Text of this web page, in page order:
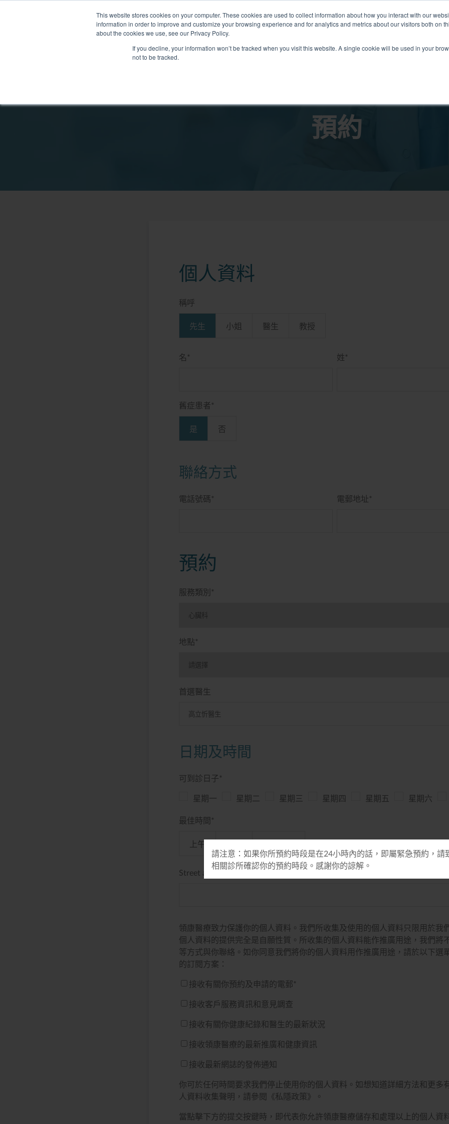
請注意：如果你所預約時段是在24小時內的話，即屬緊急預約，請
相關診所確認你的預約時段。感謝你的諒解。
This website stores cookies on your computer. These cookies are used to collect information about how you interact with our
information in order to improve and customize your browsing experience and for analytics and metrics about our visitors both on
about the cookies we use, see our Privacy Policy.
If you decline, your information won’t be tracked when you visit this website. A single cookie will be used in your
not to be tracked.
關於我們 我們的診所 計劃 資源 最
我們的醫護團隊
預約
個人資料
稱呼
先生 小姐 醫生 教授
名 * 姓 *
舊症患者 *
是 否
聯絡方式
電話號碼 * 電郵地址 *
預約
服務類別 *
地點 *
首選醫生
日期及時間
可到診日子 *
星期一 星期二 星期三 星期四 星期五 星期六
最佳時間 *
上午
Street address
領康醫療致力保護你的個人資料。我們所收集及使用的個人資料只限用於我
個人資料的提供完全是自願性質。所收集的個人資料能作推廣用途，我們將
等方式與你聯絡。如你同意我們將你的個人資料用作推廣用途，請於以下選
的訂閱方案：
接收有關你預約及申請的電郵 *
接收客戶服務資訊和意見調查
接收有關你健康紀錄和醫生的最新狀況
接收領康醫療的最新推廣和健康資訊
接收最新網誌的發佈通知
你可於任何時間要求我們停止使用你的個人資料。如想知道詳細方法和更多
人資料收集聲明，請參閱《私隱政策》。
當點擊下方的提交按鍵時，即代表你允許領康醫療儲存和處理以上的個人資